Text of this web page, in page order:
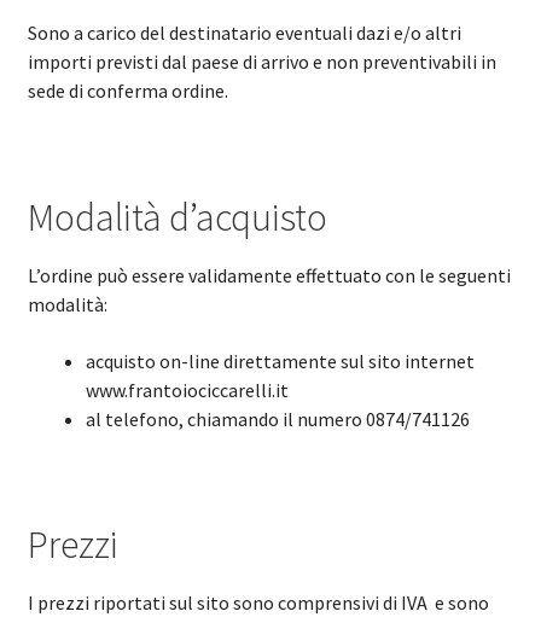
Sono a carico del destinatario eventuali dazi e/o altri
importi previsti dal paese di arrivo e non preventivabili in
sede di conferma ordine.
Modalità d’acquisto
L’ordine può essere validamente effettuato con le seguenti
modalità:
acquisto on-line direttamente sul sito internet
www.frantoiociccarelli.it
al telefono, chiamando il numero 0874/741126
Prezzi
I prezzi riportati sul sito sono comprensivi di IVA e sono